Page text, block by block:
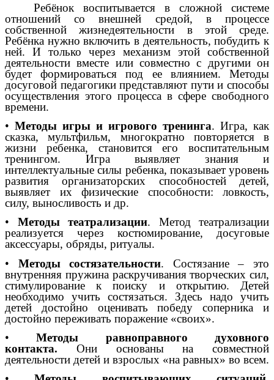
Ребёнок воспитывается в сложной системе
отношений со внешней средой, в процессе
собственной жизнедеятельности в этой среде.
Ребёнка нужно включить в деятельность, побудить к
ней. И только через механизм этой собственной
деятельности вместе или совместно с другими он
будет формироваться под ее влиянием. Методы
досуговой педагогики представляют пути и способы
осуществления этого процесса в сфере свободного
времени.
• Методы игры и игрового тренинга. Игра, как
сказка, мультфильм, многократно повторяется в
жизни ребенка, становится его воспитательным
тренингом. Игра выявляет знания и
интеллектуальные силы ребенка, показывает уровень
развития организаторских способностей детей,
выявляет их физические способности: ловкость,
силу, выносливость и др.
• Методы театрализации. Метод театрализации
реализуется через костюмирование, досуговые
аксессуары, обряды, ритуалы.
• Методы состязательности. Состязание – это
внутренняя пружина раскручивания творческих сил,
стимулирование к поиску и открытию. Детей
необходимо учить состязаться. Здесь надо учить
детей достойно оценивать победу соперника и
достойно переживать поражение «своих».
•Методы равноправного духовного
контакта. Они основаны на совместной
деятельности детей и взрослых «на равных» во всем.